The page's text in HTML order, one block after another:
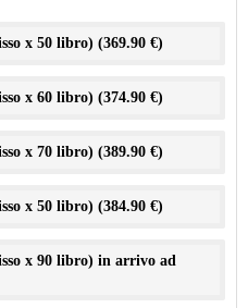
x 50 libro) (369.90 €)
x 60 libro) (374.90 €)
x 70 libro) (389.90 €)
x 50 libro) (384.90 €)
x 90 libro) in arrivo ad